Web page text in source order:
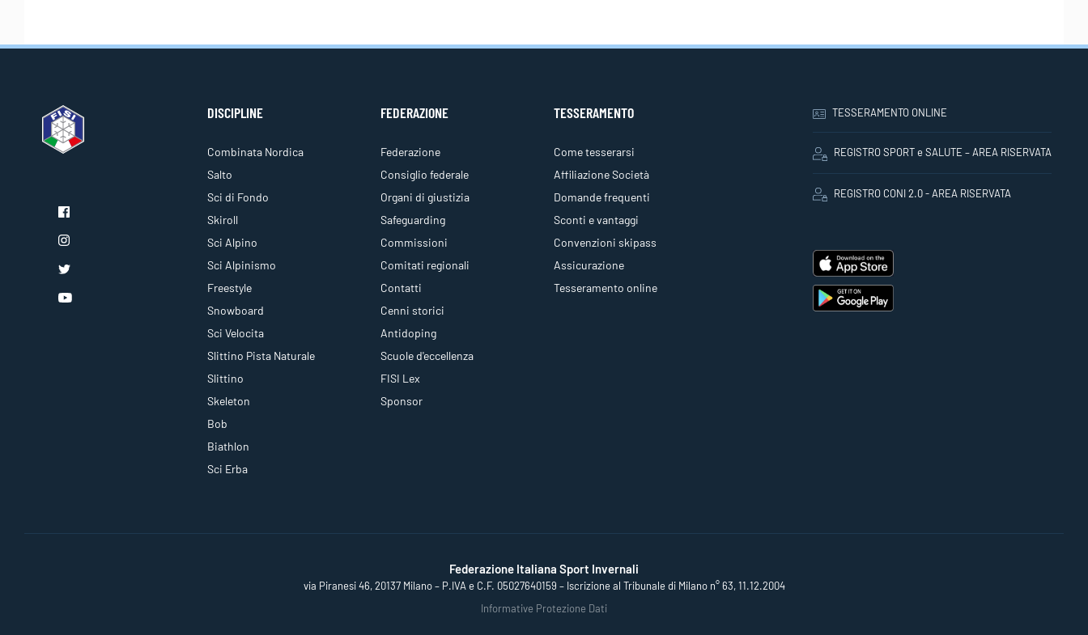
DISCIPLINE
Combinata Nordica
Salto
Sci di Fondo
Skiroll
Sci Alpino
Sci Alpinismo
Freestyle
Snowboard
Sci Velocita
Slittino Pista Naturale
Slittino
Skeleton
Bob
Biathlon
Sci Erba
FEDERAZIONE
Federazione
Consiglio federale
Organi di giustizia
Safeguarding
Commissioni
Comitati regionali
Contatti
Cenni storici
Antidoping
Scuole d'eccellenza
FISI Lex
Sponsor
TESSERAMENTO
Come tesserarsi
Affiliazione Società
Domande frequenti
Sconti e vantaggi
Convenzioni skipass
Assicurazione
Tesseramento online
TESSERAMENTO ONLINE
REGISTRO SPORT e SALUTE – AREA RISERVATA
REGISTRO CONI 2.0 - AREA RISERVATA
Federazione Italiana Sport Invernali
via Piranesi 46, 20137 Milano – P.IVA e C.F. 05027640159 – Iscrizione al Tribunale di Milano n° 63, 11.12.2004
Informative Protezione Dati